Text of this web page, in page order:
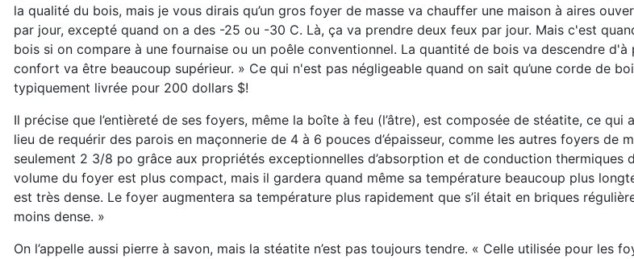
la qualité du bois, mais je vous dirais qu’un gros foyer de masse va chauffer une maison à aires
par jour, excepté quand on a des -25 ou -30 C. Là, ça va prendre deux feux par jour. Mais c'est
bois si on compare à une fournaise ou un poêle conventionnel. La quantité de bois va descendre
confort va être beaucoup supérieur. » Ce qui n'est pas négligeable quand on sait qu’une corde de
typiquement livrée pour 200 dollars $!
Il précise que l’entièreté de ses foyers, même la boîte à feu (l’âtre), est composée de stéatite, ce qui
lieu de requérir des parois en maçonnerie de 4 à 6 pouces d’épaisseur, comme les autres foyers de
seulement 2 3/8 po grâce aux propriétés exceptionnelles d’absorption et de conduction thermiques
volume du foyer est plus compact, mais il gardera quand même sa température beaucoup plus
est très dense. Le foyer augmentera sa température plus rapidement que s’il était en briques
moins dense. »
On l’appelle aussi pierre à savon, mais la stéatite n’est pas toujours tendre. « Celle utilisée pour les